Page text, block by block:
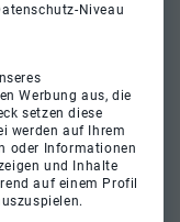
Niveau
Werbung aus, die
setzen diese
werden auf Ihrem
oder Informationen
und Inhalte
auf einem Profil